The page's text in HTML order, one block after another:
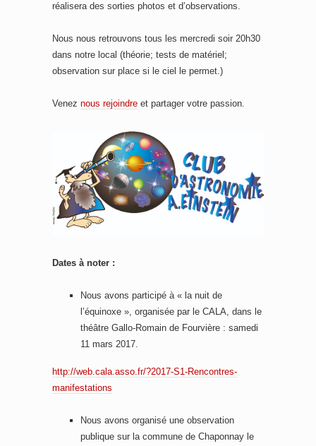
réalisera des sorties photos et d’observations.
Nous nous retrouvons tous les mercredi soir 20h30
dans notre local (théorie; tests de matériel;
observation sur place si le ciel le permet.)
Venez nous rejoindre et partager votre passion.
Dates à noter :
Nous avons participé à « la nuit de
l’équinoxe », organisée par le CALA, dans le
théâtre Gallo-Romain de Fourvière : samedi
11 mars 2017.
http://web.cala.asso.fr/?2017-S1-Rencontres-
manifestations
Nous avons organisé une observation
publique sur la commune de Chaponnay le